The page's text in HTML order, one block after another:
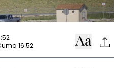
16:52